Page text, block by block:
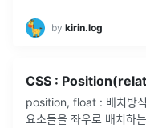
by kirin.log
CSS :
position, float : 배치방
요소들을 좌우로 배치하